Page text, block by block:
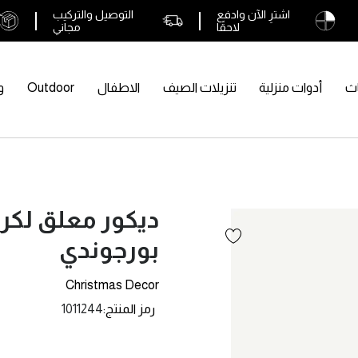
اشترِ الآن وادفع
لاحقًا
التوصيل والتركيب
مجاني
أدوات منزلية تنزيلات الصيف الاطفال Outdoor
ديكور معلق
بورجوندي
Christmas Decor
رمز المنتج 1011244